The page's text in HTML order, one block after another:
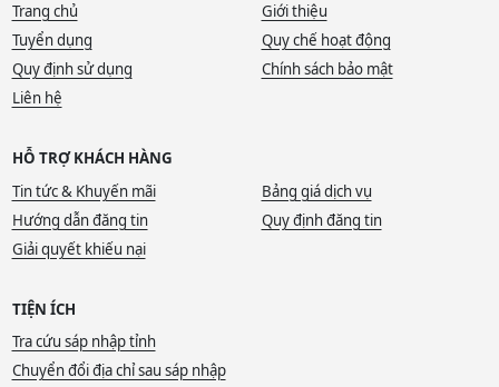
Trang chủ
Giới thiệu
Tuyển dụng
Quy chế hoạt động
Quy định sử dụng
Chính sách bảo mật
Liên hệ
HỖ TRỢ KHÁCH HÀNG
Tin tức & Khuyến mãi
Bảng giá dịch vụ
Hướng dẫn đăng tin
Quy định đăng tin
Giải quyết khiếu nại
TIỆN ÍCH
Tra cứu sáp nhập tỉnh
Chuyển đổi địa chỉ sau sáp nhập